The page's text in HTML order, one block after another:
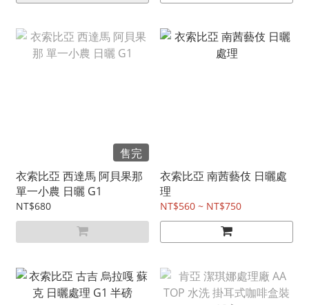
售完
衣索比亞 西達馬 阿貝果那
單一小農 日曬 G1
NT$680
衣索比亞 南茜藝伎 日曬處
理
NT$560 ~ NT$750